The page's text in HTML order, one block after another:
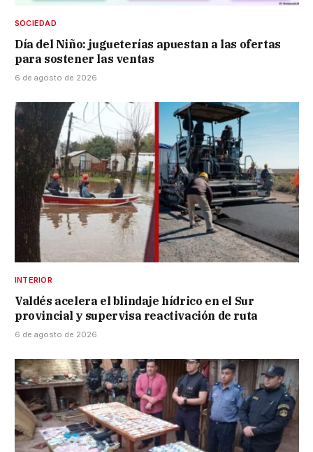
SOCIEDAD
Día del Niño: jugueterías apuestan a las ofertas
para sostener las ventas
6 de agosto de 2026
INTERIOR
Valdés acelera el blindaje hídrico en el Sur
provincial y supervisa reactivación de ruta
6 de agosto de 2026